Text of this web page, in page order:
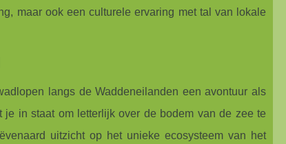
maar ook een culturele ervaring met tal van lokale
langs de Waddeneilanden een avontuur als
in staat om letterlijk over de bodem van de zee te
uitzicht op het unieke ecosysteem van het